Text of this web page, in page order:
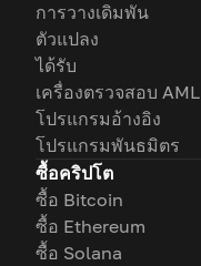
การวางเดิมพัน
ตัวแปลง
ได้รับ
เครื่องตรวจสอบ AML
โปรแกรมอ้างอิง
โปรแกรมพันธมิตร
ซื้อคริปโต
ซื้อ Bitcoin
ซื้อ Ethereum
ซื้อ Solana